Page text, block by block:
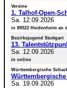
Vereine
1. Talhof-Open-
Sa. 12.09.2026
in 89522 Heidenheim an
Bezirksjugend Stuttgart
13.
Sa. 12.09.2026
in online
Württembergische
Sa. 19.09.2026